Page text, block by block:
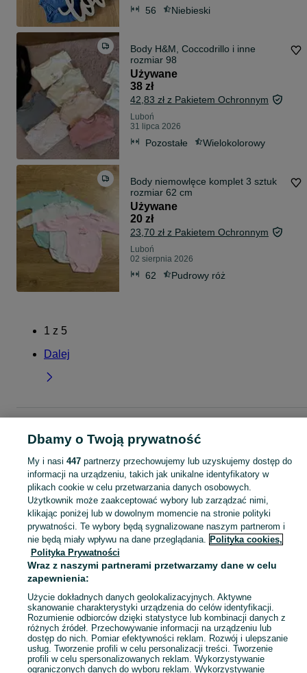
56 Niebieski
Body H&M, Coccodrillo i inne
rozmiar 98
Używane
38 zł
42,83 zł z Pakietem Ochronnym
Luboń
31 lipca 2026
Pozostałe Wielokolorowy
Body niemowlęce komplet 3 sztuk
rozmiar 62 cm
Używane
20 zł
23,70 zł z Pakietem Ochronnym
Luboń
02 sierpnia 2026
62 Pudrowy róż
1 z 5
Dalej
Body - Luboń
KATEGORIA
ubranko do chrztu dla chłopca , ubranko do chrztu dla dziewczynki ,ubranko
Zobacz
Mapa kategorii
Mapa miejscowości
Mapa ministron
Popularne wyszukiwania
Dbamy o Twoją prywatność
My i nasi 447partnerzy przechowujemy lub uzyskujemy dostęp do
informacji na urządzeniu, takich jak unikalne identyfikatory w
plikach cookie w celu przetwarzania danych osobowych.
Użytkownik może zaakceptować wybory lub zarządzać nimi,
klikając poniżej lub w dowolnym momencie na stronie polityki
prywatności. Te wybory będą sygnalizowane naszym partnerom i
nie będą miały wpływu na dane przeglądania. Polityka cookies,
Polityka Prywatności
Wraz z naszymi partnerami przetwarzamy dane w celu
zapewnienia:
Użycie dokładnych danych geolokalizacyjnych. Aktywne
skanowanie charakterystyki urządzenia do celów identyfikacji.
Rozumienie odbiorców dzięki statystyce lub kombinacji danych z
różnych źródeł. Przechowywanie informacji na urządzeniu lub
dostęp do nich. Pomiar efektywności reklam. Rozwój i ulepszanie
usług. Tworzenie profili w celu personalizacji treści. Tworzenie
profili w celu spersonalizowanych reklam. Wykorzystywanie
ograniczonych danych do wyboru reklam. Wykorzystywanie